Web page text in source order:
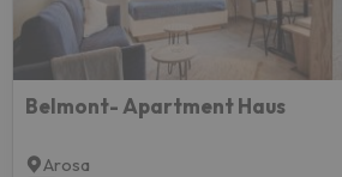
Belmont- Apartment Haus
Arosa